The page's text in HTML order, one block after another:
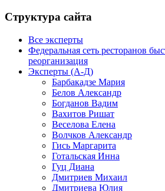
Структура сайта
Все эксперты
Федеральная сеть ресторанов
реорганизация
Эксперты (А-Д)
Барбакадзе Мария
Белов Александр
Богданов Вадим
Вахитов Ришат
Веселова Елена
Волчков Александр
Гись Маргарита
Готальская Инна
Гуц Диана
Дмитриев Михаил
Дмитриева Юлия